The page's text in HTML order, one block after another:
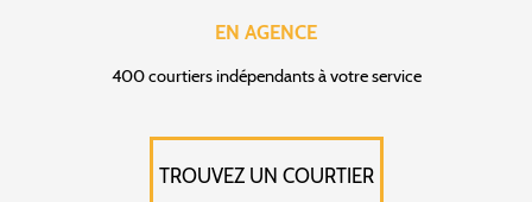
EN AGENCE
400 courtiers indépendants à votre service
TROUVEZ UN COURTIER